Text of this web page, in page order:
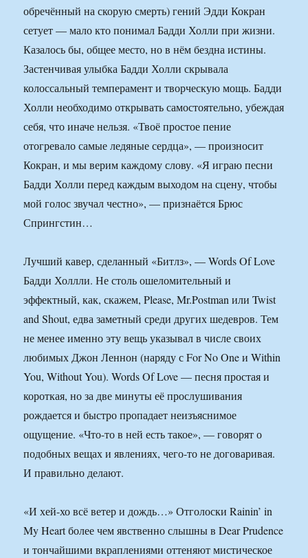
обречённый на скорую смерть) гений Эдди Кокран
сетует — мало кто понимал Бадди Холли при жизни.
Казалось бы, общее место, но в нём бездна истины.
Застенчивая улыбка Бадди Холли скрывала
колоссальный темперамент и творческую мощь. Бадди
Холли необходимо открывать самостоятельно, убеждая
себя, что иначе нельзя. «Твоё простое пение
отогревало самые ледяные сердца», — произносит
Кокран, и мы верим каждому слову. «Я играю песни
Бадди Холли перед каждым выходом на сцену, чтобы
мой голос звучал честно», — признаётся Брюс
Спрингстин…
Лучший кавер, сделанный «Битлз», — Words Of Love
Бадди Холлли. Не столь ошеломительный и
эффектный, как, скажем, Please, Mr.Postman или Twist
and Shout, едва заметный среди других шедевров. Тем
не менее именно эту вещь указывал в числе своих
любимых Джон Леннон (наряду с For No One и Within
You, Without You). Words Of Love — песня простая и
короткая, но за две минуты её прослушивания
рождается и быстро пропадает неизъяснимое
ощущение. «Что-то в ней есть такое», — говорят о
подобных вещах и явлениях, чего-то не договаривая.
И правильно делают.
«И хей-хо всё ветер и дождь…» Отголоски Rainin’ in
My Heart более чем явственно слышны в Dear Prudence
и тончайшими вкраплениями оттеняют мистическое